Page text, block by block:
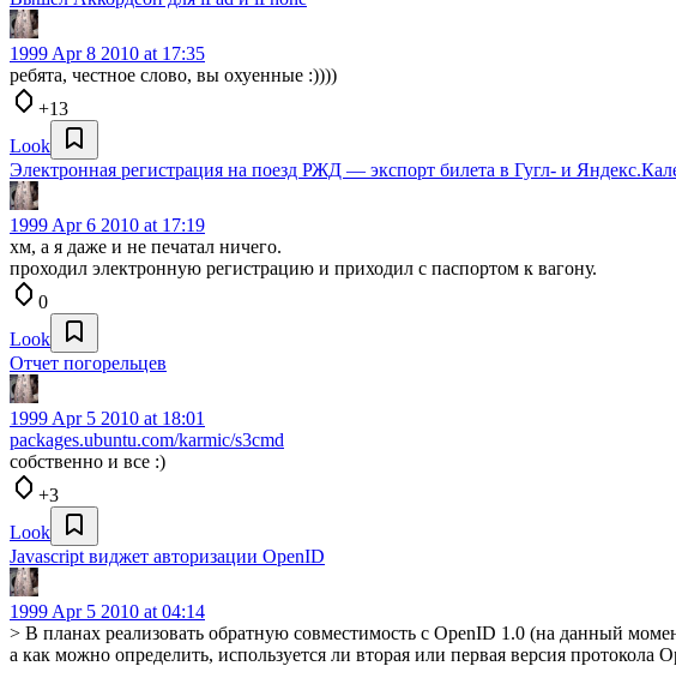
1999 Apr 8 2010 at 17:35
ребята, честное слово, вы охуенные :))))
+13
Look
Электронная регистрация на поезд РЖД — экспорт билета в Гугл- и
1999 Apr 6 2010 at 17:19
хм, а я даже и не печатал ничего.
проходил электронную регистрацию и приходил с паспортом к вагону.
0
Look
Отчет погорельцев
1999 Apr 5 2010 at 18:01
packages.ubuntu.com/karmic/s3cmd
собственно и все :)
+3
Look
Javascript виджет авторизации OpenID
1999 Apr 5 2010 at 04:14
> В планах реализовать обратную совместимость с OpenID 1.0 (на данный
а как можно определить, используется ли вторая или первая версия протокола